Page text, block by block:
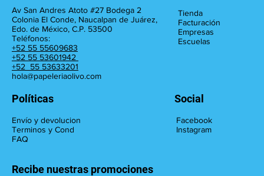
Av San Andres Atoto #27 Bodega 2
Colonia El Conde, Naucalpan de Juárez,
Edo. de México, C.P. 53500
Teléfonos:
+52 55 55609683
+52 55 53601942
+52 55 53633201
hola@papeleriaolivo.com
Envío y devolucion
Terminos y Cond
FAQ
Políticas
Recibe nuestras promociones
Facebook
Instagram
Social
Tienda
Facturación
Empresas
Escuelas